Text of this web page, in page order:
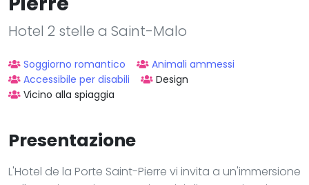
Hotel 2 stelle a Saint-Malo
Soggiorno romantico
Animali ammessi
Accessibile per disabili
Design
Vicino alla spiaggia
Presentazione
L'Hotel de la Porte Saint-Pierre vi invita a un'immersione